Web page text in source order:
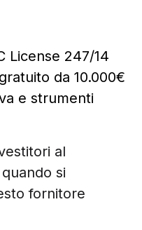
License 247/14
da 10.000€
e strumenti
al
si
fornitore